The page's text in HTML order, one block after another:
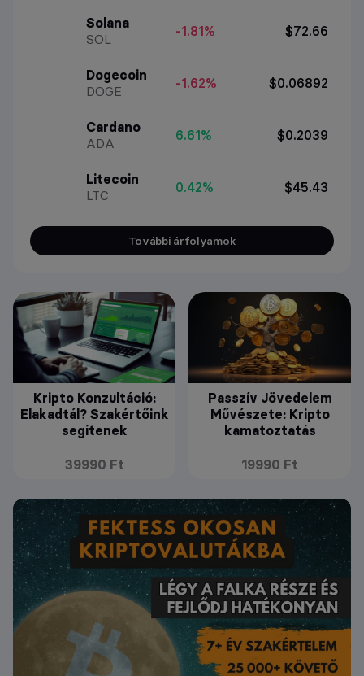
Solana
SOL
-1.81% $72.66
Dogecoin
DOGE
-1.62% $0.06892
Cardano
ADA
6.61% $0.2039
Litecoin
LTC
0.42% $45.43
További árfolyamok
Kripto Konzultáció:
Elakadtál? Szakértőink
segítenek
39990 Ft
Passzív Jövedelem
Művészete: Kripto
kamatoztatás
19990 Ft